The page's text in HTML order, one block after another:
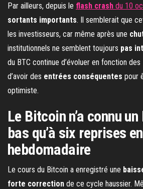
Par ailleurs, depuis le flash crash du 10
sortants importants. Il semblerait que
les investisseurs, car même après une
institutionnels ne semblent toujours pas
du BTC continue d’évoluer en fonction des
d’avoir des entrées conséquentes pour
optimiste.
Le Bitcoin n’a connu
bas qu’à six reprises en
hebdomadaire
Le cours du Bitcoin a enregistré une
forte correction de ce cycle haussier.